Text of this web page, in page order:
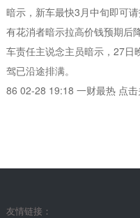
暗示，新车最快3月中旬即可
有花消者暗示拉高价钱预期后
车责任主说念主员暗示，27日
驾已沿途排满。
86 02-28 19:18 一财最热 点击
友情链接：